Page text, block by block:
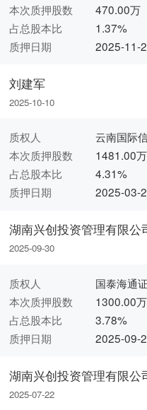
本次质押股数
470.00万
占总股本比
1.37%
质押日期
2025-11-
刘建军
2025-10-10
质权人
云南国际
本次质押股数
1481.00万
占总股本比
4.31%
质押日期
2025-03-
湖南兴创投资管理有限公
2025-09-30
质权人
国泰海通
本次质押股数
1300.00万
占总股本比
3.78%
质押日期
2025-09-
湖南兴创投资管理有限公
2025-07-22